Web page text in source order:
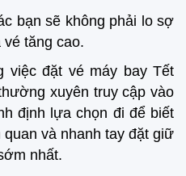
bạn sẽ không phải lo sợ
tăng cao.
việc đặt vé máy bay Tết
xuyên truy cập vào
định lựa chọn đi để biết
và nhanh tay đặt giữ
nhất.